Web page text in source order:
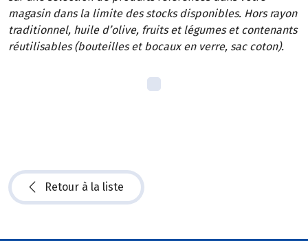
magasin dans la limite des stocks disponibles. Hors rayon
traditionnel, huile d’olive, fruits et légumes et contenants
réutilisables (bouteilles et bocaux en verre, sac coton).
Retour à la liste